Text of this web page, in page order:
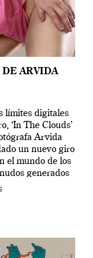
DE ARVIDA
límites digitales
‘In The Clouds’
Arvida
un nuevo giro
el mundo de los
generados